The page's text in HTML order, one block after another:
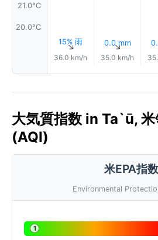
21.0°C
20.0°C
15% 雨
↑
36.0 km/h
0.0 mm
↑
35.0 km/h
大気質指数 in Ta`ū,
(AQI)
米EPA指数
Environmental
1